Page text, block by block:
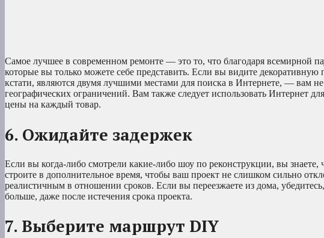
Самое лучшее в современном ремонте — это то, что благодаря всемирной
которые вы только можете себе представить. Если вы видите
кстати, являются двумя лучшими местами для поиска в Интернете, — вам не
географических ограничений. Вам также следует использовать Интернет
цены на каждый товар.
6. Ожидайте задержек
Если вы когда-либо смотрели какие-либо шоу по реконструкции, вы
строите в дополнительное время, чтобы ваш проект не слишком сильно
реалистичным в отношении сроков. Если вы переезжаете из дома,
больше, даже после истечения срока проекта.
7. Выберите маршрут DIY